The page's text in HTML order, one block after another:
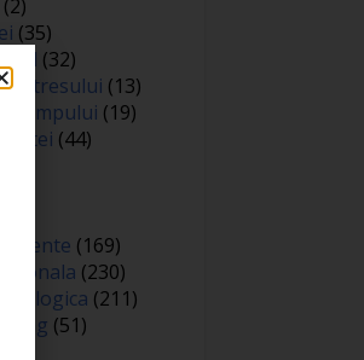
(2)
(35)
(32)
stresului (13)
timpului (19)
(44)
(169)
(230)
(211)
(51)